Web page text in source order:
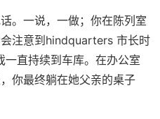
。一说，一做；你在陈列室
注意到hindquarters 市长时
直持续到车库。在办公室
你最终躺在她父亲的桌子